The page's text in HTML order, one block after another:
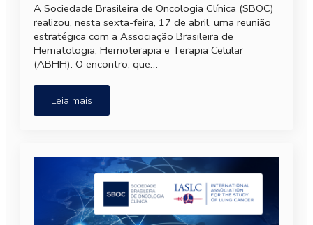
A Sociedade Brasileira de Oncologia Clínica (SBOC)
realizou, nesta sexta-feira, 17 de abril, uma reunião
estratégica com a Associação Brasileira de
Hematologia, Hemoterapia e Terapia Celular
(ABHH). O encontro, que…
Leia mais